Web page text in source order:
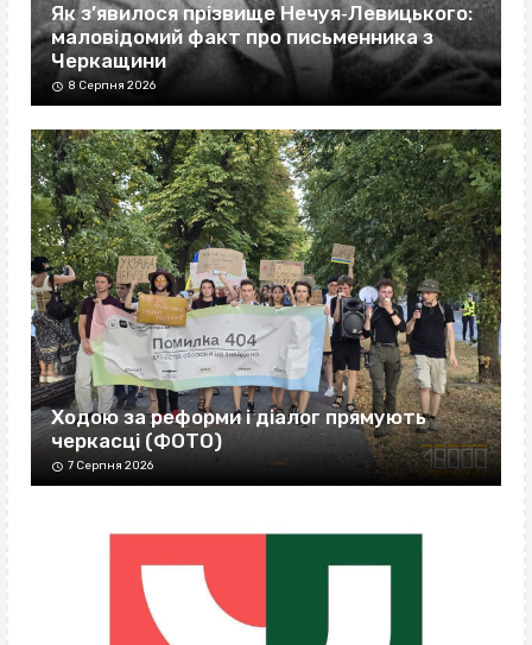
Як з’явилося прізвище Нечуя‐Левицького:
маловідомий факт про письменника з
Черкащини
8 Серпня 2026
Ходою за реформи і діалог прямують
черкасці (ФОТО)
7 Серпня 2026